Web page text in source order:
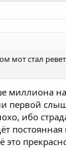
мот стал
миллиона
первой
ибо